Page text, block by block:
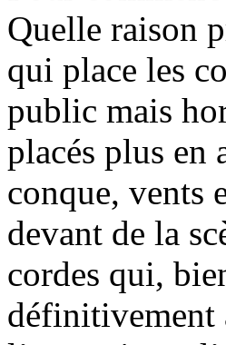
Quelle raison
qui place les
public mais
placés plus en
conque, vents
devant de la
cordes qui,
définitivement